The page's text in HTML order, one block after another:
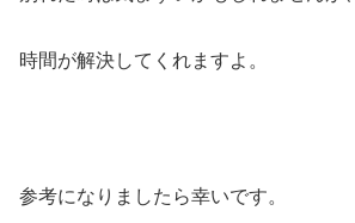
時間が解決してくれますよ。
参考になりましたら幸いです。